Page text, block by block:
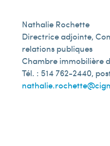
Nathalie Rochette
Directrice adjointe,
relations publiques
Chambre immobilière
Tél. : 514 762-2440,